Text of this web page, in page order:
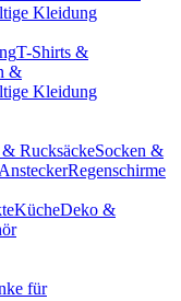
Kleidung
T-Shirts &
&
Kleidung
& RucksäckeSocken &
Regenschirme
KücheDeko &
für